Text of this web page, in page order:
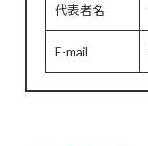
代表者名
E-mail